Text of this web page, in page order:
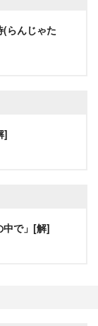
らんじゃた
]
中で」[解]